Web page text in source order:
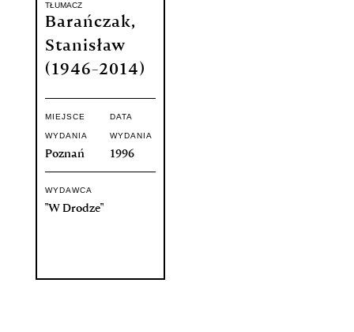
TŁUMACZ
Barańczak,
Stanisław
(1946-2014)
MIEJSCE
WYDANIA
Poznań
DATA
WYDANIA
1996
WYDAWCA
"W Drodze"